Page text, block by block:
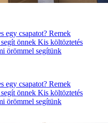
egy csapatot? Remek
önnek Kis költöztetés
örömmel segítünk
egy csapatot? Remek
önnek Kis költöztetés
örömmel segítünk